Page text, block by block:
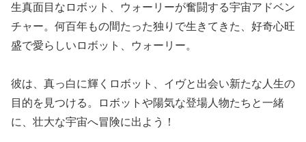
生真面目なロボット、ウォーリーが奮闘する宇宙アドベン
チャー。何百年もの間たった独りで生きてきた、好奇心旺
盛で愛らしいロボット、ウォーリー。
彼は、真っ白に輝くロボット、イヴと出会い新たな人生の
目的を見つける。ロボットや陽気な登場人物たちと一緒
に、壮大な宇宙へ冒険に出よう！